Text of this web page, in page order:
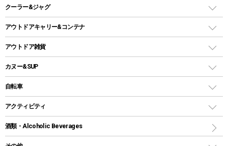
自立式タープ
パラソル
テントアクセサリー
ペグ
ポール
グランドシート
ガイドロープ
ツール
ヘッドライト
キャンドル
ガストーチ、ライター
卓上タイプグリル
パーティータイプグリル
ソロキャンプ用グリル
鉄板、アミ
焚き火台&ストーブ
火起こし
バーベキューツール
ホットサンドメーカー
クッカーセット
シェラカップ
クッキングツール
ナイフ
ステンレスボトル
コップ付きタイプ
ワンタッチタイプ
プラスチックボトル
ディズニーボトル
クーラー&ジャグ
クーラーボックス
クーラーバッグ
ウォータージャグ
保冷剤
アウトドアキャリー&コンテナ
アウトドアキャリー
アウトドア雑貨
バックパック&バッグ
リュック、バックパック
トートバッグ、サコッシュ
ショッピングキャリー
カヌー&SUP
インフレータブル
カヤック
自転車
折りたたみ自転車
スポーツサイクル
シティサイクル
アクティビティ
マリン
酒類・Alcoholic Beverages